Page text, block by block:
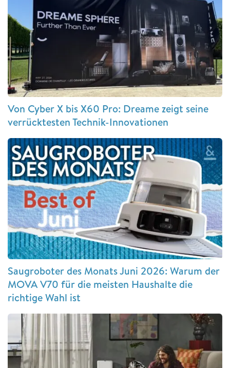
Von Cyber X bis X60 Pro: Dreame zeigt seine
verrücktesten Technik-Innovationen
Saugroboter des Monats Juni 2026: Warum der
MOVA V70 für die meisten Haushalte die
richtige Wahl ist